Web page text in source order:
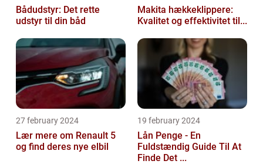
Bådudstyr: Det rette
udstyr til din båd
Makita hækkeklippere:
Kvalitet og effektivitet til...
27 february 2024
Lær mere om Renault 5
og find deres nye elbil
19 february 2024
Lån Penge - En
Fuldstændig Guide Til At
Finde Det ...